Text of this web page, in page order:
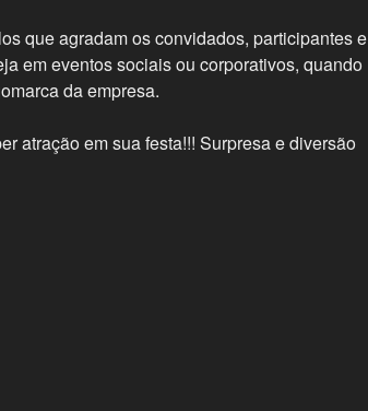
que agradam os convidados, participantes e
em eventos sociais ou corporativos, quando
da empresa.
atração em sua festa!!! Surpresa e diversão